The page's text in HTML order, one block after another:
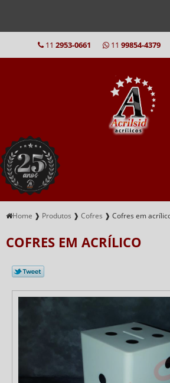
11 2953-0661 11 99854-4379
Home ❱ Produtos ❱ Cofres ❱ Cofres em
COFRES EM ACRÍLICO